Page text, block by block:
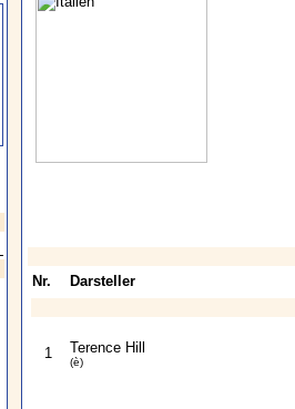
Nr.
Darsteller
1 Terence Hill
(è)